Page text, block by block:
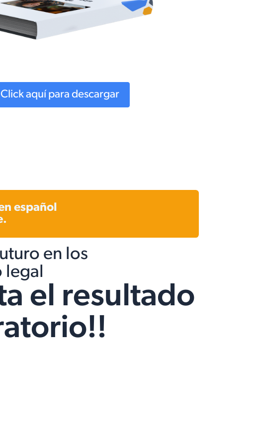
Click aquí para descargar
español
en los
legal
el resultado